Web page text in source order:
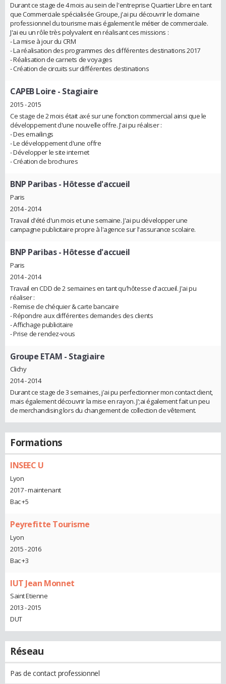
Durant ce stage de 4 mois au sein de l'entreprise Quartier Libre en tant
que Commerciale spécialisée Groupe, j'ai pu découvrir le domaine
professionnel du tourisme mais également le métier de commerciale.
J'ai eu un rôle très polyvalent en réalisant ces missions :
- La mise à jour du CRM
- La réalisation des programmes des différentes destinations 2017
- Réalisation de carnets de voyages
- Création de circuits sur différentes destinations
CAPEB Loire - Stagiaire
2015 - 2015
Ce stage de 2 mois était axé sur une fonction commercial ainsi que le
développement d'une nouvelle offre. J'ai pu réaliser :
- Des emailings
- Le développement d'une offre
- Développer le site internet
- Création de brochures
BNP Paribas- Hôtesse d'accueil
Paris
2014 - 2014
Travail d'été d'un mois et une semaine. J'ai pu développer une
campagne publicitaire propre à l'agence sur l'assurance scolaire.
BNP Paribas- Hôtesse d'accueil
Paris
2014 - 2014
Travail en CDD de 2 semaines en tant qu'hôtesse d'accueil. J'ai pu
réaliser :
- Remise de chéquier & carte bancaire
- Répondre aux différentes demandes des clients
- Affichage publicitaire
- Prise de rendez-vous
Groupe ETAM - Stagiaire
Clichy
2014 - 2014
Durant ce stage de 3 semaines, j'ai pu perfectionner mon contact client,
mais également découvrir la mise en rayon. J';ai également fait un peu
de merchandising lors du changement de collection de vêtement.
Formations
INSEEC U
Lyon
2017 - maintenant
Bac +5
Peyrefitte Tourisme
Lyon
2015 - 2016
Bac +3
IUT Jean Monnet
Saint Etienne
2013 - 2015
DUT
Réseau
Pas de contact professionnel